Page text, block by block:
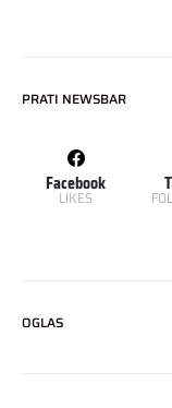
PRATI NEWSBAR
Facebook
LIKES
OGLAS